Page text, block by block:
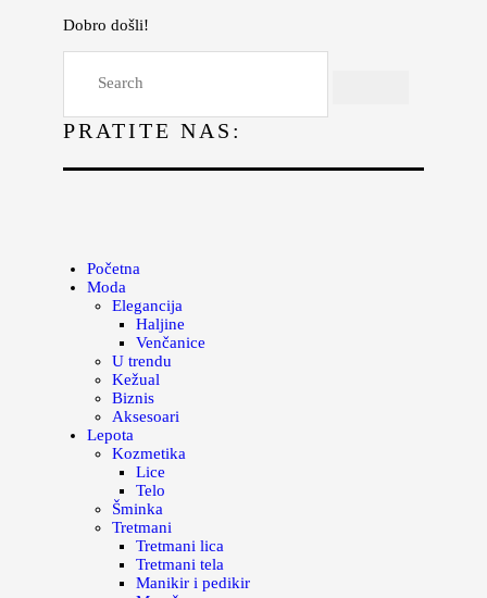
Dobro došli!
PRATITE NAS:
Početna
Moda
Elegancija
Haljine
Venčanice
U trendu
Kežual
Biznis
Aksesoari
Lepota
Kozmetika
Lice
Telo
Šminka
Tretmani
Tretmani lica
Tretmani tela
Manikir i pedikir
Lepota
Kuhinja
Magazin